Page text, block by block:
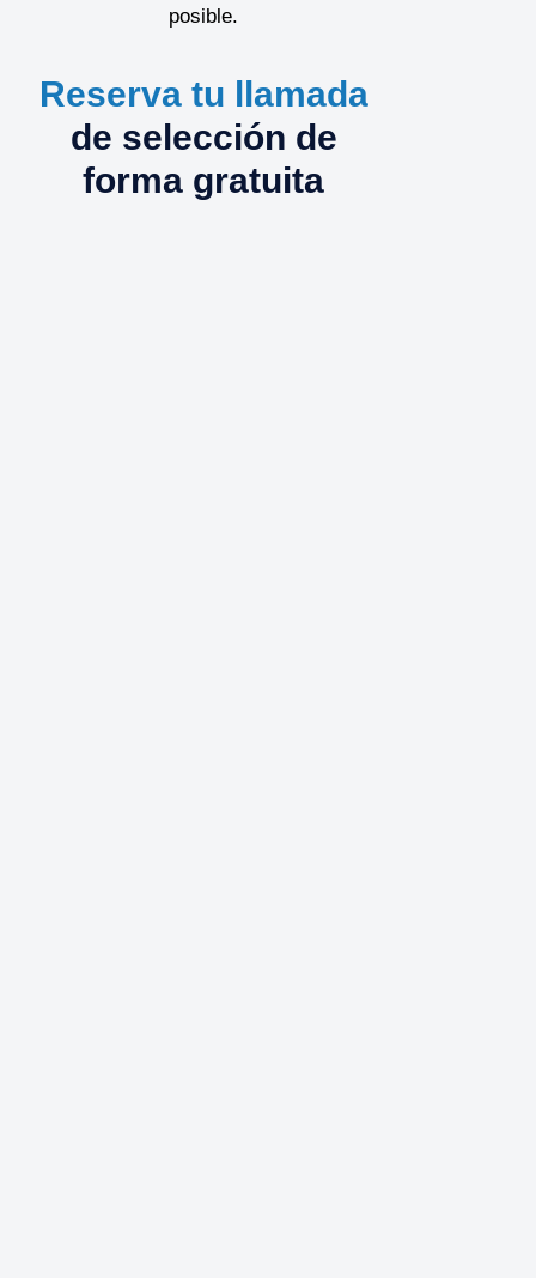
posible.
Reserva tu llamada
de selección de
forma gratuita